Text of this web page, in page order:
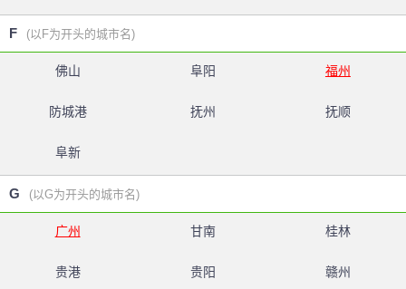
F (以F为开头的城市名)
佛山 阜阳 福州
防城港 抚州 抚顺
阜新
G (以G为开头的城市名)
广州 甘南 桂林
贵港 贵阳 赣州